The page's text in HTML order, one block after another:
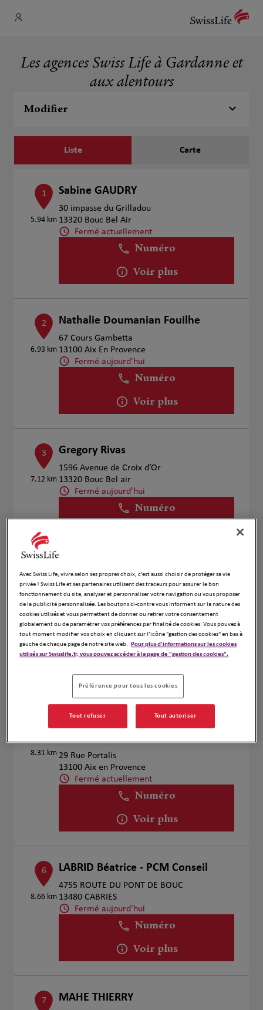
Les agences Swiss Life à Gardanne et
aux alentours
Modifier
Liste Carte
1
5.94 km
Sabine GAUDRY
30 impasse du Grilladou
13320 Bouc Bel Air
Fermé actuellement
Numéro
Voir plus
2
6.93 km
Nathalie Doumanian Fouilhe
67 Cours Gambetta
13100 Aix En Provence
Fermé aujourd'hui
Numéro
Voir plus
3
7.12 km
Gregory Rivas
1596 Avenue de Croix d’Or
13320 Bouc Bel air
Fermé aujourd'hui
Numéro
4
7.98 km
Pierre CORTADE et Anne
COQUILLAUD
8 AVENUE MALHERBE
13100 Aix En Provence
Fermé aujourd'hui
Numéro
Voir plus
8.31 km
Jean-Marc BARRAL et Nicolas VILA
29 Rue Portalis
13100 Aix en Provence
Fermé actuellement
Numéro
Voir plus
6
8.66 km
LABRID Béatrice - PCM Conseil
4755 ROUTE DU PONT DE BOUC
13480 CABRIES
Fermé aujourd'hui
Numéro
Voir plus
7 MAHE THIERRY
Avec Swiss Life, vivre selon ses propres choix, c’est aussi choisir de protéger sa vie
privée ! Swiss Life et ses partenaires utilisent des traceurs pour assurer le bon
fonctionnement du site, analyser et personnaliser votre navigation ou vous proposer
de la publicité personnalisée. Les boutons ci-contre vous informent sur la nature des
cookies utilisés et vous permettent de donner ou retirer votre consentement
globalement ou de paramétrer vos préférences par finalité de cookies. Vous pouvez à
tout moment modifier vos choix en cliquant sur l’icône "gestion des cookies" en bas à
gauche de chaque page de notre site web. Pour plus d'informations sur les cookies
utilisés sur Swisslife.fr, vous pouvez accéder à la page de "gestion des cookies".
Préférence pour tous les cookies
Tout refuser Tout autoriser